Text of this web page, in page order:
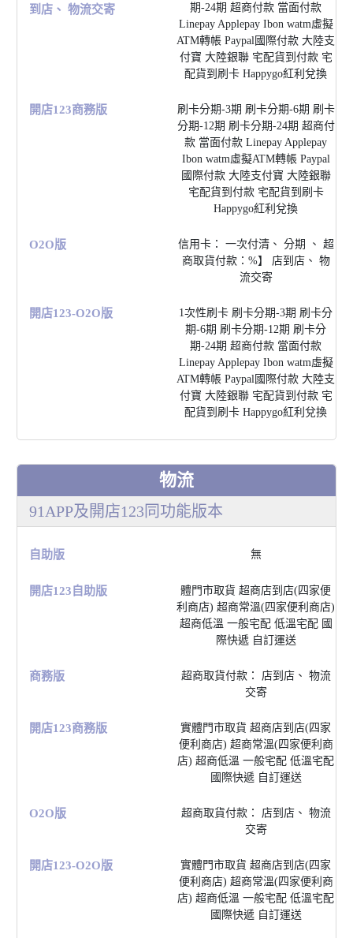
到店、 物流交寄
期-24期 超商付款 當⾯付款
Linepay Applepay Ibon watm虛擬
ATM轉帳 Paypal國際付款 ⼤陸⽀
付寶 ⼤陸銀聯 宅配貨到付款 宅
配貨到刷卡 Happygo紅利兌換
開店123商務版
刷卡分期-3期 刷卡分期-6期 刷卡
分期-12期 刷卡分期-24期 超商付
款 當⾯付款 Linepay Applepay
Ibon watm虛擬ATM轉帳 Paypal
國際付款 ⼤陸⽀付寶 ⼤陸銀聯
宅配貨到付款 宅配貨到刷卡
Happygo紅利兌換
O2O版
信⽤卡： ⼀次付清、 分期 、 超
商取貨付款：%】 店到店、 物
流交寄
開店123-O2O版
1次性刷卡 刷卡分期-3期 刷卡分
期-6期 刷卡分期-12期 刷卡分
期-24期 超商付款 當⾯付款
Linepay Applepay Ibon watm虛擬
ATM轉帳 Paypal國際付款 ⼤陸⽀
付寶 ⼤陸銀聯 宅配貨到付款 宅
配貨到刷卡 Happygo紅利兌換
物流
91APP及開店123同功能版本
⾃助版 無
開店123⾃助版
體⾨市取貨 超商店到店(四家便
利商店) 超商常溫(四家便利商店)
超商低溫 ⼀般宅配 低溫宅配 國
際快遞 ⾃訂運送
商務版
超商取貨付款： 店到店、 物流
交寄
開店123商務版
實體⾨市取貨 超商店到店(四家
便利商店) 超商常溫(四家便利商
店) 超商低溫 ⼀般宅配 低溫宅配
國際快遞 ⾃訂運送
O2O版
超商取貨付款： 店到店、 物流
交寄
開店123-O2O版
實體⾨市取貨 超商店到店(四家
便利商店) 超商常溫(四家便利商
店) 超商低溫 ⼀般宅配 低溫宅配
國際快遞 ⾃訂運送